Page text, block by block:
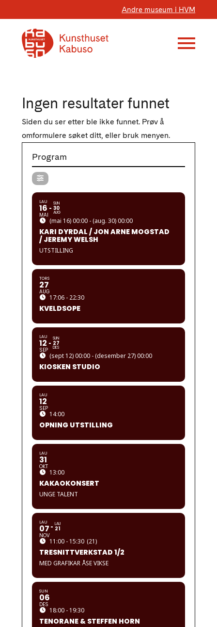
Andre museum i HVM
Ingen resultater funnet
Siden du ser etter ble ikke funnet. Prøv å
omformulere søket ditt, eller bruk menyen.
Program
LAU
16
MAI
SUN
30
AUG
(mai 16) 00:00 - (aug. 30) 00:00
KARI DYRDAL / JON ARNE MOGSTAD
/ JEREMY WELSH
UTSTILLING
TORS
27
AUG
17:06 - 22:30
KVELDSOPE
LAU
12
SEP
SUN
27
DES
(sept 12) 00:00 - (desember 27) 00:00
KIOSKEN STUDIO
LAU
12
SEP
14:00
OPNING UTSTILLING
LAU
31
OKT
13:00
KAKAOKONSERT
UNGE TALENT
LAU
07
NOV
LAU
21
11:00 - 15:30 (21)
TRESNITTVERKSTAD 1/2
MED GRAFIKAR ÅSE VIKSE
SUN
06
DES
18:00 - 19:30
TENORANE & STEFFEN HORN